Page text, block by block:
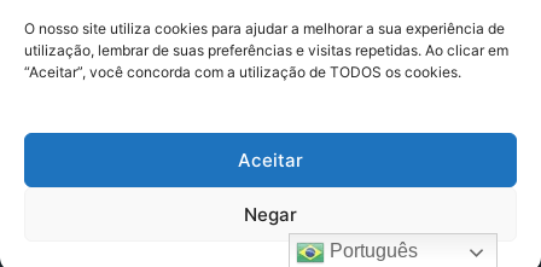
O nosso site utiliza cookies para ajudar a melhorar a sua experiência de
utilização, lembrar de suas preferências e visitas repetidas. Ao clicar em
“Aceitar”, você concorda com a utilização de TODOS os cookies.
Aceitar
Negar
© 2025 A Província do Pará CNPJ: 04.901.141/0001-36 End .
Trav. Quintino Bocaiuva 2301, Ed. Rogério Fernandez – Sala
2701- Cremação – CEP 66045.315
Português